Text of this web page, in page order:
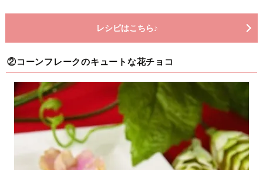
レシピはこちら♪
②コーンフレークのキュートな花チョコ